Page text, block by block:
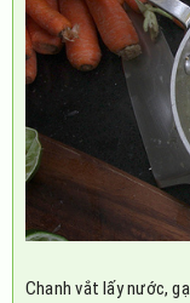
Chanh vắt lấy nước,